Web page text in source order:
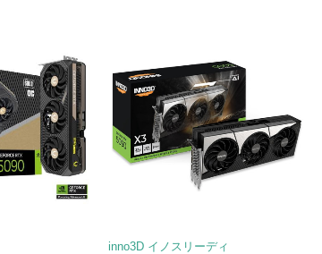
inno3D イノスリーディ